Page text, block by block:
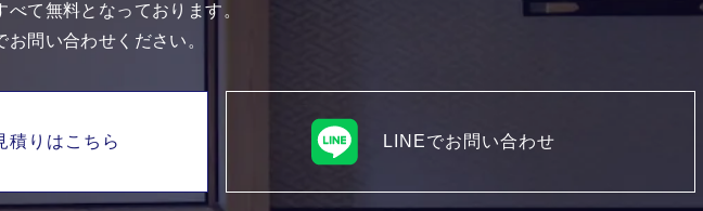
て無料となっております。
問い合わせください。
積りはこちら LINEでお問い合わせ